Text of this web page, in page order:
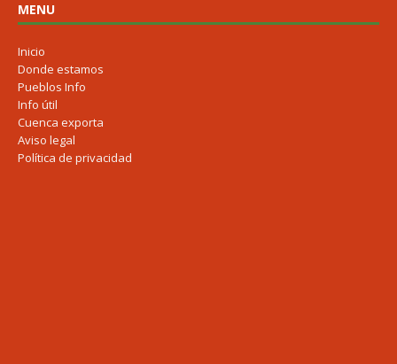
MENU
Inicio
Donde estamos
Pueblos Info
Info útil
Cuenca exporta
Aviso legal
Política de privacidad